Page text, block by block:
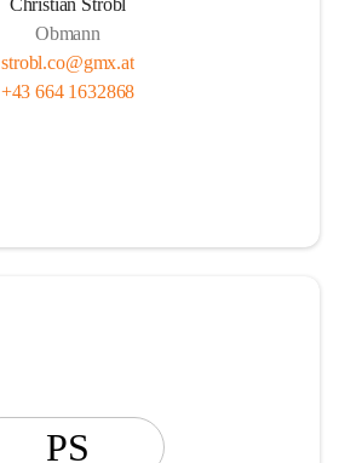
Christian Strobl
Obmann
strobl.co@gmx.at
+43 664 1632868
PS